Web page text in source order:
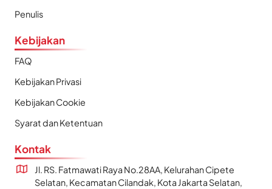
Penulis
Kebijakan
FAQ
Kebijakan Privasi
Kebijakan Cookie
Syarat dan Ketentuan
Kontak
Jl. RS. Fatmawati Raya No.28AA, Kelurahan Cipete
Selatan, Kecamatan Cilandak, Kota Jakarta Selatan,